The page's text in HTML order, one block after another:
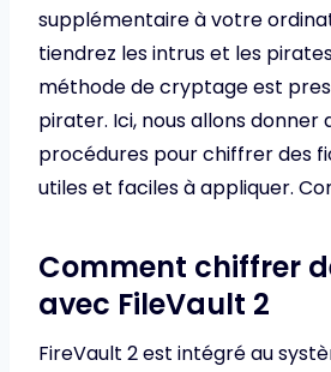
supplémentaire à votre
tiendrez les intrus et les
méthode de cryptage est
pirater. Ici, nous allons donner
procédures pour chiffrer des
utiles et faciles à appliquer.
Comment chiffrer
avec FileVault 2
FireVault 2 est intégré au